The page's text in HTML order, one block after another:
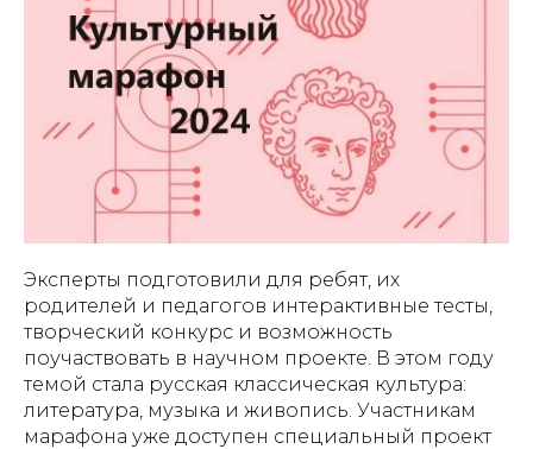
Эксперты подготовили для ребят, их
родителей и педагогов интерактивные тесты,
творческий конкурс и возможность
поучаствовать в научном проекте. В этом году
темой стала русская классическая культура:
литература, музыка и живопись. Участникам
марафона уже доступен специальный проект